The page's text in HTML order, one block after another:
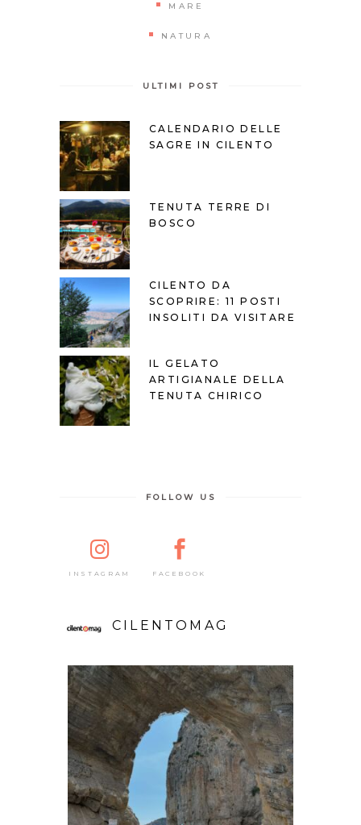
MARE
NATURA
ULTIMI POST
CALENDARIO DELLE
SAGRE IN CILENTO
TENUTA TERRE DI
BOSCO
CILENTO DA
SCOPRIRE: 11 POSTI
INSOLITI DA VISITARE
IL GELATO
ARTIGIANALE DELLA
TENUTA CHIRICO
FOLLOW US
INSTAGRAM FACEBOOK
CILENTOMAG